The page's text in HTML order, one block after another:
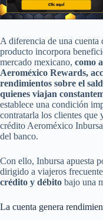
A diferencia de una
producto incorpora
mercado mexicano, como
Aeroméxico Rewards,
rendimientos sobre el
quienes viajan
establece una condición
contratarla los clientes que
crédito Aeroméxico
del banco.
Con ello, Inbursa apuesta
dirigido a viajeros
crédito y débito bajo una
La cuenta genera